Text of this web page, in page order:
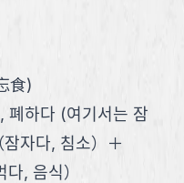
食)
폐하다 (여기서는 잠
잠자다, 침소） ＋
다, 음식）